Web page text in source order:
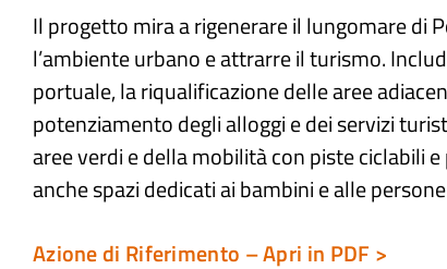
Il progetto mira a rigenerare il lungomare di
l’ambiente urbano e attrarre il turismo.
portuale, la riqualificazione delle aree
potenziamento degli alloggi e dei servizi
aree verdi e della mobilità con piste ciclabili
anche spazi dedicati ai bambini e alle
Azione di Riferimento – Apri in PDF >